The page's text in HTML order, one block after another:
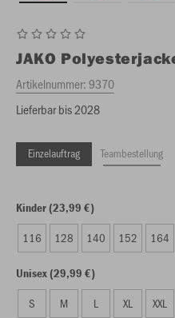
JAKO
Artikelnummer:9370
Lieferbar bis 2028
Einzelauftrag Teambestellung
Kinder (23,99 €)
116 128 140 152 164
Unisex (29,99 €)
S M L XL XXL